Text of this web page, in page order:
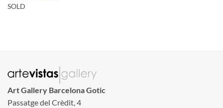
SOLD
Art Gallery Barcelona Gotic
Passatge del Crèdit, 4